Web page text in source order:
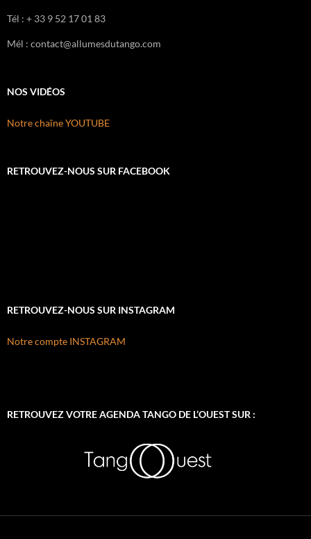
Tél : + 33 9 52 17 01 83
Mél : contact@allumesdutango.com
NOS VIDÉOS
Notre chaîne YOUTUBE
RETROUVEZ-NOUS SUR FACEBOOK
RETROUVEZ-NOUS SUR INSTAGRAM
Notre compte INSTAGRAM
RETROUVEZ VOTRE AGENDA TANGO DE L’OUEST SUR :